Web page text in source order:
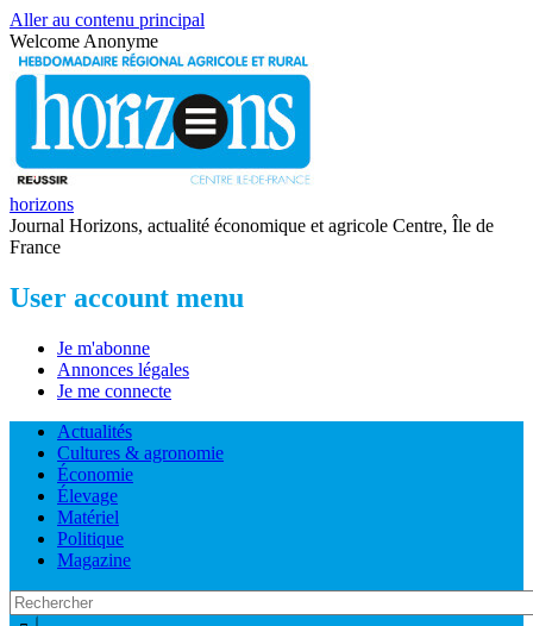
Aller au contenu principal
Welcome Anonyme
horizons
Journal Horizons, actualité économique et agricole Centre, Île de
France
User account menu
Je m'abonne
Annonces légales
Je me connecte
Actualités
Cultures & agronomie
Économie
Élevage
Matériel
Politique
Magazine